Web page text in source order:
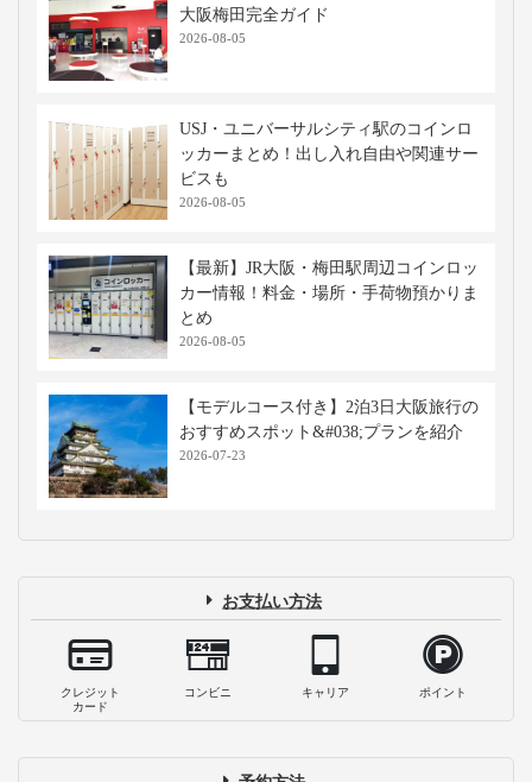
大阪梅田完全ガイド
2026-08-05
USJ・ユニバーサルシティ駅のコインロ
ッカーまとめ！出し入れ自由や関連サー
ビスも
2026-08-05
【最新】JR大阪・梅田駅周辺コインロッ
カー情報！料金・場所・手荷物預かりま
とめ
2026-08-05
【モデルコース付き】2泊3日大阪旅行の
おすすめスポット&#038;プランを紹介
2026-07-23
お支払い方法
クレジット
カード
コンビニ キャリア ポイント